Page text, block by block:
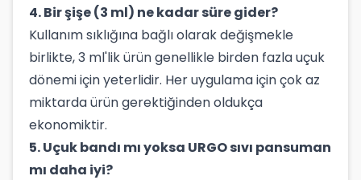
4. Bir şişe (3 ml) ne kadar süre gider?
Kullanım sıklığına bağlı olarak değişmekle
birlikte, 3 ml'lik ürün genellikle birden fazla uçuk
dönemi için yeterlidir. Her uygulama için çok az
miktarda ürün gerektiğinden oldukça
ekonomiktir.
5. Uçuk bandı mı yoksa URGO sıvı pansuman
mı daha iyi?